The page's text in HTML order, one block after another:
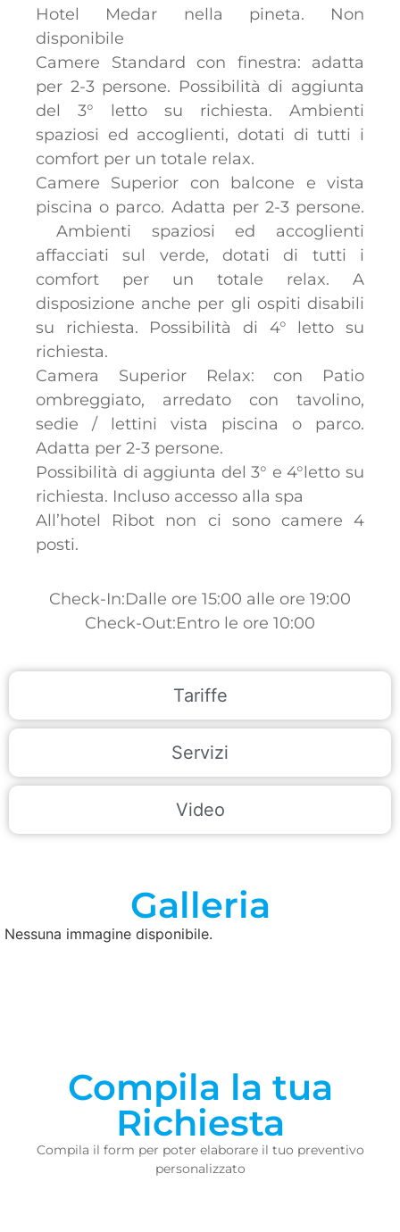
Tariffe
Servizi
Video
Hotel Medar nella pineta. Non
disponibile
Camere Standard con finestra: adatta
per 2-3 persone. Possibilità di aggiunta
del 3° letto su richiesta. Ambienti
spaziosi ed accoglienti, dotati di tutti i
comfort per un totale relax.
Camere Superior con balcone e vista
piscina o parco. Adatta per 2-3 persone.
Ambienti spaziosi ed accoglienti
affacciati sul verde, dotati di tutti i
comfort per un totale relax. A
disposizione anche per gli ospiti disabili
su richiesta. Possibilità di 4° letto su
richiesta.
Camera Superior Relax: con Patio
ombreggiato, arredato con tavolino,
sedie / lettini vista piscina o parco.
Adatta per 2-3 persone.
Possibilità di aggiunta del 3° e 4°letto su
richiesta. Incluso accesso alla spa
All’hotel Ribot non ci sono camere 4
posti.
Check-In:Dalle ore 15:00 alle ore 19:00
Check-Out:Entro le ore 10:00
Galleria
Nessuna immagine disponibile.
Compila la tua
Richiesta
Compila il form per poter elaborare il tuo preventivo
personalizzato